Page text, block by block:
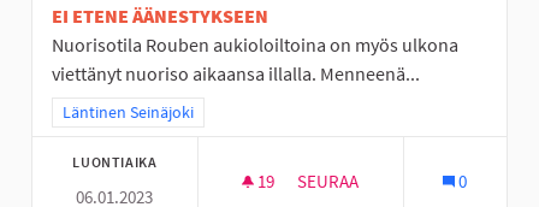
EI ETENE ÄÄNESTYKSEEN
Nuorisotila Rouben aukioloiltoina on myös ulkona
viettänyt nuoriso aikaansa illalla. Menneenä...
Rajaa tulokset teeman mukaan: Läntinen Seinäjoki
Läntinen Seinäjoki
LUONTIAIKA
06.01.2023
19 19 SEURAAJAA
SEURAA 0